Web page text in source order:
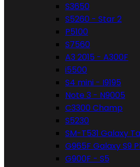
S3650
S5260 - Star 2
P5100
S7560
A3 2015 - A300F
i5500
S4 mini - I9195
Note 3 - N9005
C3300 Champ
S5230
SM-T531 Galaxy
G965F Galaxy S9
G900F - S5